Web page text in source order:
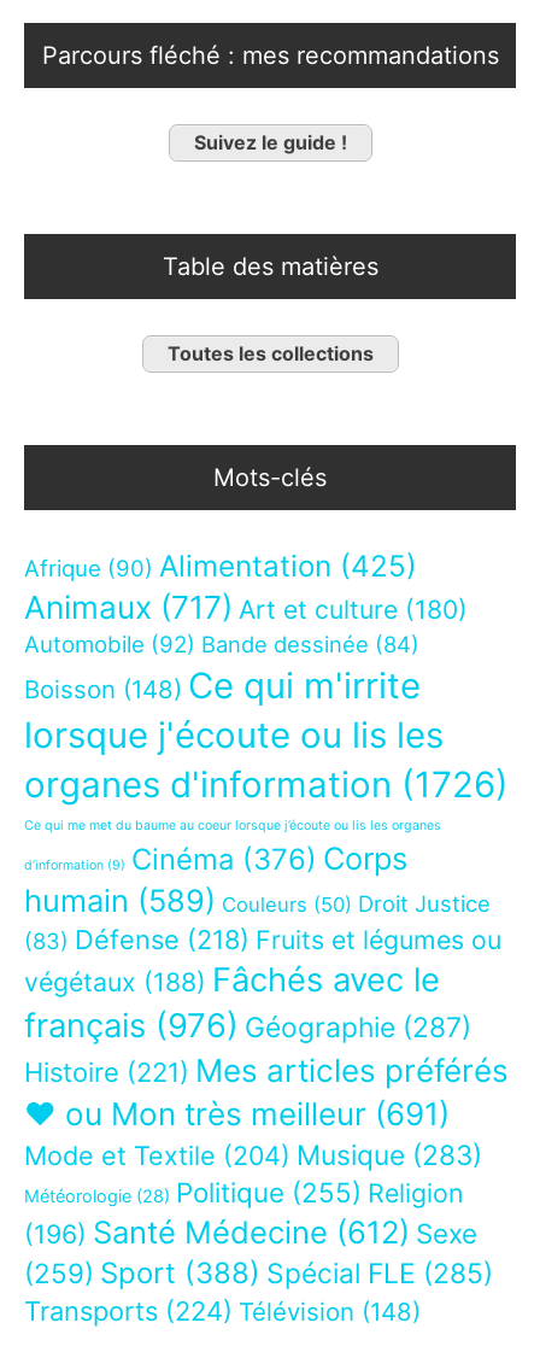
Parcours fléché : mes recommandations
Suivez le guide !
Table des matières
Toutes les collections
Mots-clés
Afrique (90) Alimentation (425)
Animaux (717) Art et culture (180)
Automobile (92) Bande dessinée (84)
Boisson (148) Ce qui m'irrite
lorsque j'écoute ou lis les
organes d'information (1726)
Ce qui me met du baume au coeur lorsque j’écoute ou lis les organes
d’information (9) Cinéma (376) Corps
humain (589) Couleurs (50) Droit Justice
(83) Défense (218) Fruits et légumes ou
végétaux (188) Fâchés avec le
français (976) Géographie (287)
Histoire (221) Mes articles préférés
❤ ou Mon très meilleur (691)
Mode et Textile (204) Musique (283)
Météorologie (28) Politique (255) Religion
(196) Santé Médecine (612) Sexe
(259) Sport (388) Spécial FLE (285)
Transports (224) Télévision (148)